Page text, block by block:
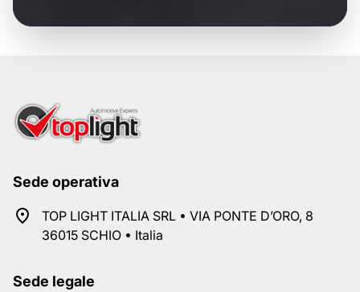
Sede operativa
TOP LIGHT ITALIA SRL • VIA PONTE D’ORO, 8
36015 SCHIO • Italia
Sede legale